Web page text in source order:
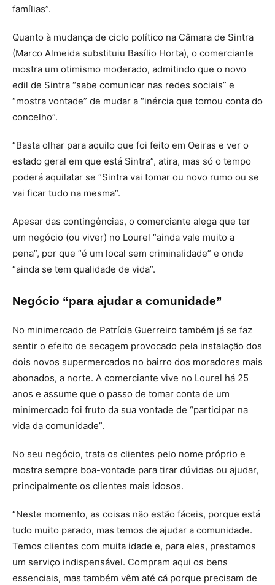
famílias”.
Quanto à mudança de ciclo político na Câmara de Sintra
(Marco Almeida substituiu Basílio Horta), o comerciante
mostra um otimismo moderado, admitindo que o novo
edil de Sintra “sabe comunicar nas redes sociais” e
“mostra vontade” de mudar a “inércia que tomou conta do
concelho”.
“Basta olhar para aquilo que foi feito em Oeiras e ver o
estado geral em que está Sintra”, atira, mas só o tempo
poderá aquilatar se “Sintra vai tomar ou novo rumo ou se
vai ficar tudo na mesma”.
Apesar das contingências, o comerciante alega que ter
um negócio (ou viver) no Lourel “ainda vale muito a
pena”, por que “é um local sem criminalidade” e onde
“ainda se tem qualidade de vida”.
Negócio “para ajudar a comunidade”
No minimercado de Patrícia Guerreiro também já se faz
sentir o efeito de secagem provocado pela instalação dos
dois novos supermercados no bairro dos moradores mais
abonados, a norte. A comerciante vive no Lourel há 25
anos e assume que o passo de tomar conta de um
minimercado foi fruto da sua vontade de “participar na
vida da comunidade”.
No seu negócio, trata os clientes pelo nome próprio e
mostra sempre boa-vontade para tirar dúvidas ou ajudar,
principalmente os clientes mais idosos.
“Neste momento, as coisas não estão fáceis, porque está
tudo muito parado, mas temos de ajudar a comunidade.
Temos clientes com muita idade e, para eles, prestamos
um serviço indispensável. Compram aqui os bens
essenciais, mas também vêm até cá porque precisam de